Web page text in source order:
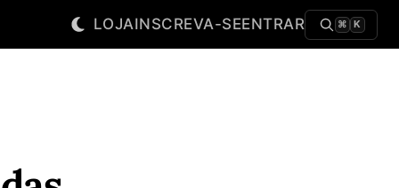
LOJAINSCREVA-SEENTRAR ⌘ K